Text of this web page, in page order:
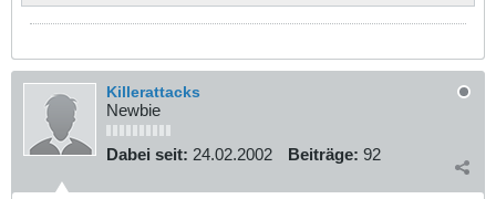
Killerattacks
Newbie
Dabei seit: 24.02.2002 Beiträge: 92